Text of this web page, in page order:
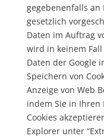
gegebenenfalls
gesetzlich
Daten im Auftrag
wird in keinem
Daten der Google
Speichern von
Anzeige von Web
indem Sie in Ihren
Cookies
Explorer unter